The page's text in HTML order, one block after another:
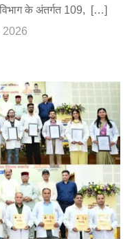
के अंतर्गत 109, […]
2026